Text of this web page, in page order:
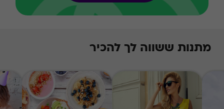
מתנות ששווה לך להכיר